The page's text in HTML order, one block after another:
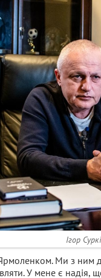
Ігор
Ми з ним
У мене є надія,